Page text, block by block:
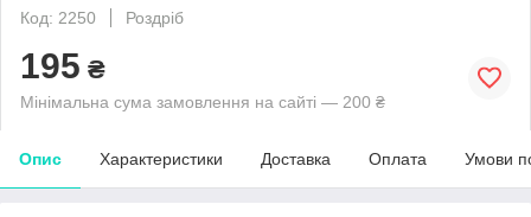
Код: 2250
Роздріб
195 ₴
Мінімальна сума замовлення на сайті — 200 ₴
Опис Характеристики Доставка Оплата Умови